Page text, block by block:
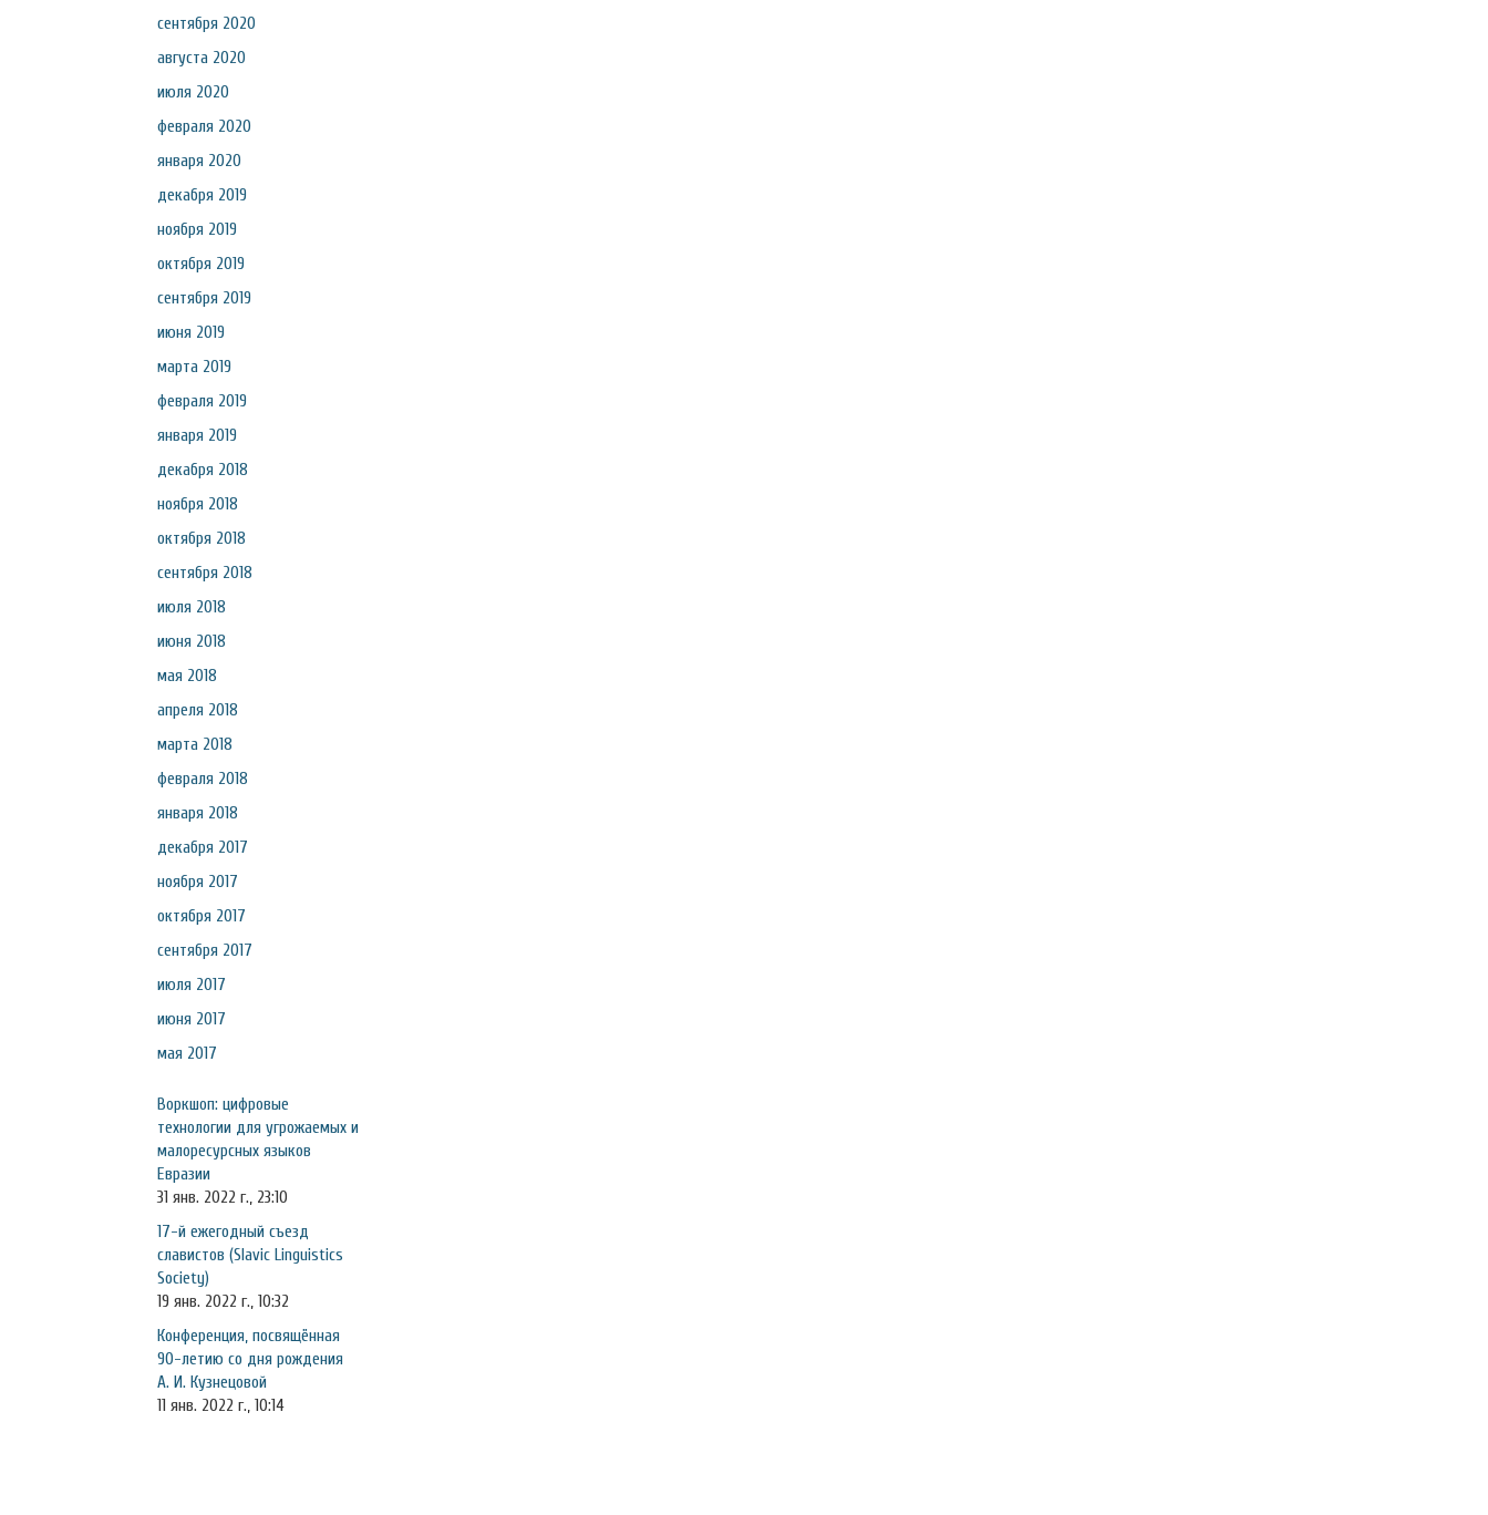
сентября 2020
августа 2020
июля 2020
февраля 2020
января 2020
декабря 2019
ноября 2019
октября 2019
сентября 2019
июня 2019
марта 2019
февраля 2019
января 2019
декабря 2018
ноября 2018
октября 2018
сентября 2018
июля 2018
июня 2018
мая 2018
апреля 2018
марта 2018
февраля 2018
января 2018
декабря 2017
ноября 2017
октября 2017
сентября 2017
июля 2017
июня 2017
мая 2017
Воркшоп: цифровые
технологии для угрожаемых и
малоресурсных языков
Евразии
31 янв. 2022 г., 23:10
17-й ежегодный съезд
славистов (Slavic Linguistics
Society)
19 янв. 2022 г., 10:32
Конференция, посвящённая
90-летию со дня рождения
А. И. Кузнецовой
11 янв. 2022 г., 10:14